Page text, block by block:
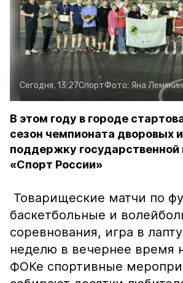
Сегодня, 13:27СпортФото: Яна
В этом году в городе
сезон чемпионата дворовых
поддержку
«Спорт России»
Товарищеские матчи по
баскетбольные и
соревнования, игра в
неделю в вечернее время
ФОКе спортивные